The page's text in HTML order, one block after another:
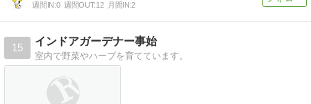
週間IN:0 週間OUT:12 月間IN:2
15
インドアガーデナー事始
室内で野菜やハーブを育てています。